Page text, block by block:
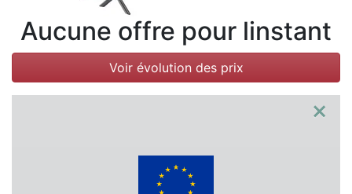
Aucune offre pour linstant
Voir évolution des prix
×